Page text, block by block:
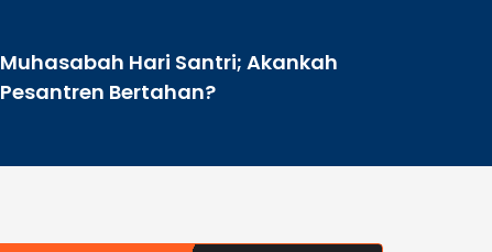
Muhasabah Hari Santri; Akankah
Pesantren Bertahan?